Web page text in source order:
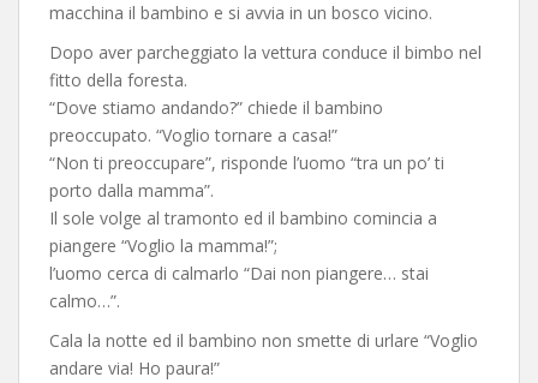
macchina il bambino e si avvia in un bosco vicino.
Dopo aver parcheggiato la vettura conduce il bimbo nel
fitto della foresta.
“Dove stiamo andando?” chiede il bambino
preoccupato. “Voglio tornare a casa!”
“Non ti preoccupare”, risponde l’uomo “tra un po’ ti
porto dalla mamma”.
Il sole volge al tramonto ed il bambino comincia a
piangere “Voglio la mamma!”;
l’uomo cerca di calmarlo “Dai non piangere… stai
calmo…”.
Cala la notte ed il bambino non smette di urlare “Voglio
andare via! Ho paura!”